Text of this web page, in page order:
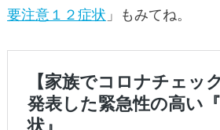
要注意１２症状 」もみてね。